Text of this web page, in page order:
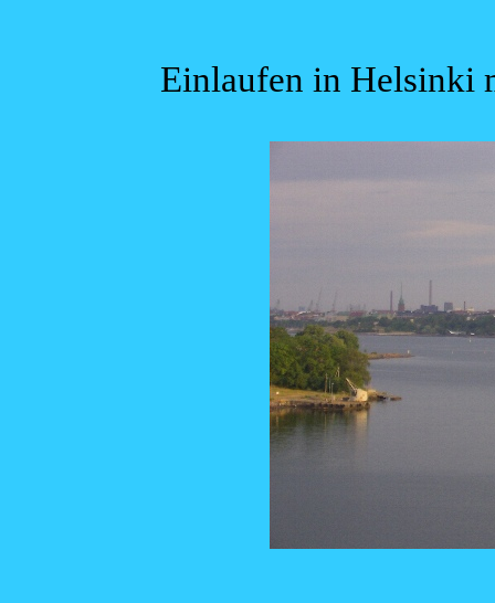
Einlaufen in Helsinki